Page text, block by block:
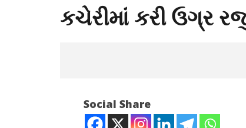
કચેરીમાં કરી ઉગ્ર
Social Share